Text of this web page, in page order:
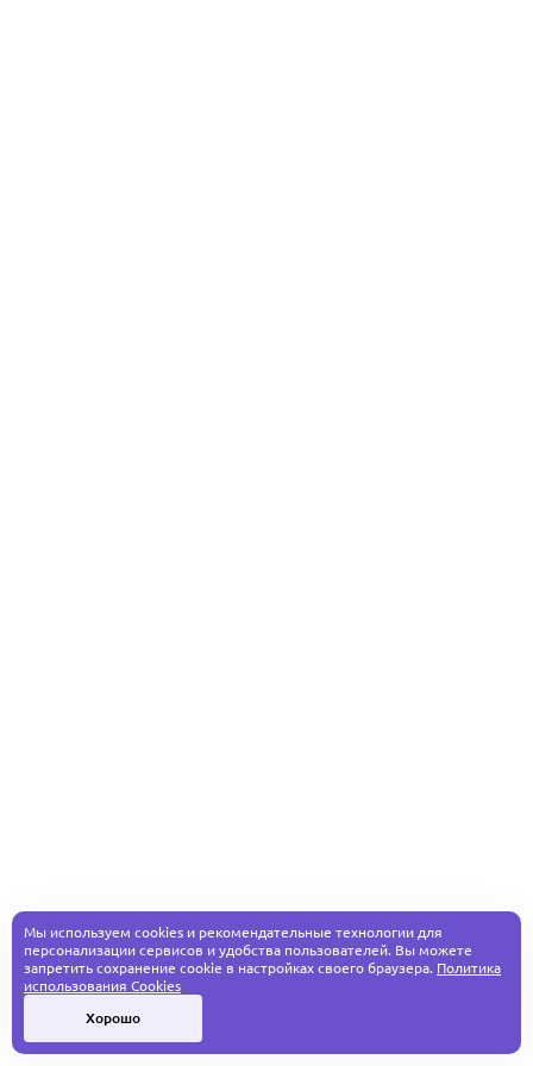
Мы используем cookies и рекомендательные технологии для
персонализации сервисов и удобства пользователей. Вы можете
запретить сохранение cookie в настройках своего браузера. Политика
использования Cookies
Хорошо